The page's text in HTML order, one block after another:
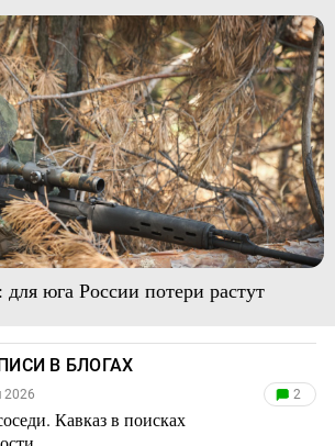
юга России потери растут
В БЛОГАХ
2026
Кавказ в поисках
2